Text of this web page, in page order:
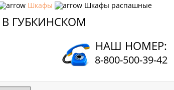
Шкафы Шкафы распашные
ГУБКИНСКОМ
НАШ НОМЕР:
8-800-500-39-42